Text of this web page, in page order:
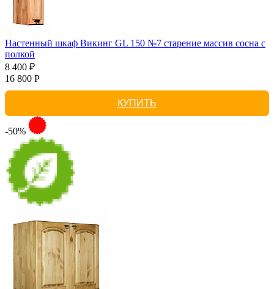
Настенный шкаф Викинг GL 150 №7 старение массив сосна с
полкой
8 400 ₽
16 800 Р
КУПИТЬ
-50%